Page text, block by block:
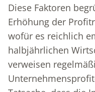
Diese Faktoren
Erhöhung der
wofür es reichlich
halbjährlichen
verweisen